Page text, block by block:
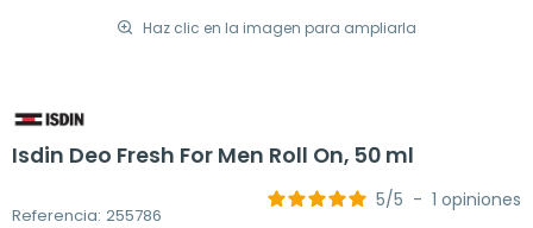
Haz clic en la imagen para ampliarla
Isdin Deo Fresh For Men Roll On, 50 ml
Referencia: 255786
5/5 - 1 opiniones